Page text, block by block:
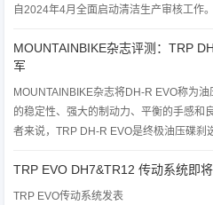
自2024年4月全面启动清洁生产审核工作。
MOUNTAINBIKE杂志评测：TRP
军
MOUNTAINBIKE杂志将DH-R EVO称为
的稳定性、强大的制动力、平衡的手感和
者来说，TRP DH-R EVO是终极油压碟刹
TRP EVO DH7&TR12 传动系统即将
TRP EVO传动系统发表